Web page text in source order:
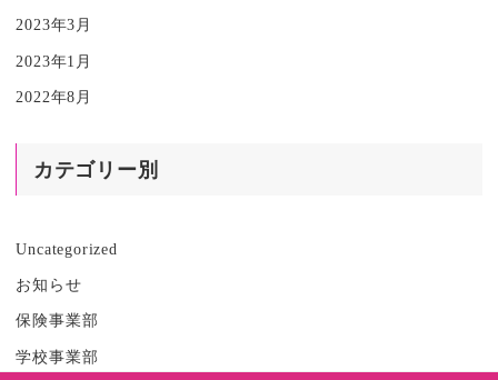
2023年3月
2023年1月
2022年8月
カテゴリー別
Uncategorized
お知らせ
保険事業部
学校事業部